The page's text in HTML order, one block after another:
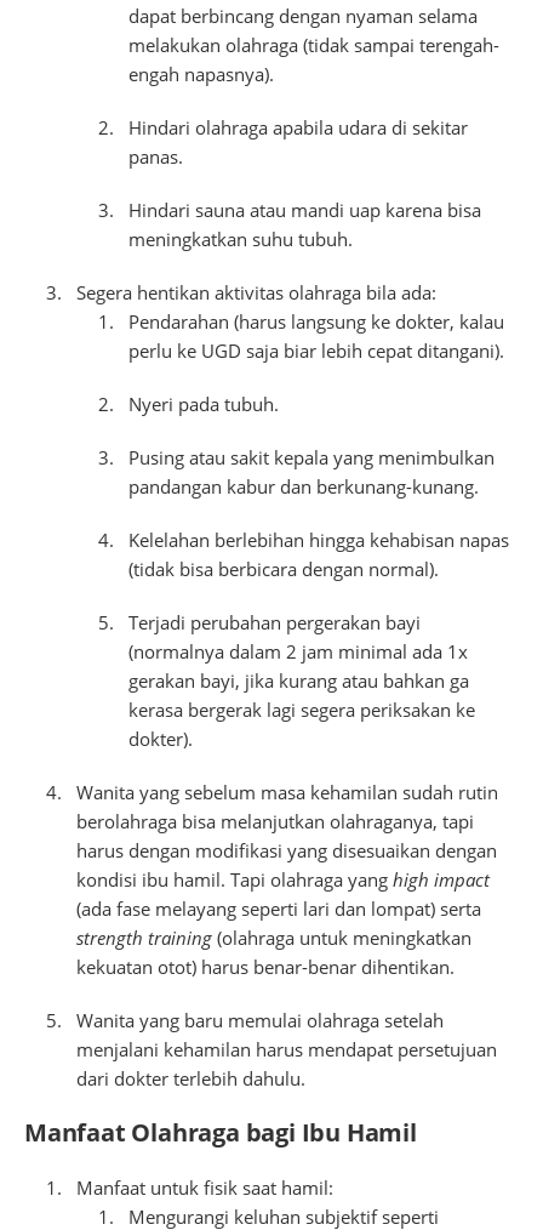
dapat berbincang dengan nyaman selama
melakukan olahraga (tidak sampai terengah-
engah napasnya).
Hindari olahraga apabila udara di sekitar
panas.
Hindari sauna atau mandi uap karena bisa
meningkatkan suhu tubuh.
Segera hentikan aktivitas olahraga bila ada:
Pendarahan (harus langsung ke dokter, kalau
perlu ke UGD saja biar lebih cepat ditangani).
Nyeri pada tubuh.
Pusing atau sakit kepala yang menimbulkan
pandangan kabur dan berkunang-kunang.
Kelelahan berlebihan hingga kehabisan napas
(tidak bisa berbicara dengan normal).
Terjadi perubahan pergerakan bayi
(normalnya dalam 2 jam minimal ada 1x
gerakan bayi, jika kurang atau bahkan ga
kerasa bergerak lagi segera periksakan ke
dokter).
Wanita yang sebelum masa kehamilan sudah rutin
berolahraga bisa melanjutkan olahraganya, tapi
harus dengan modifikasi yang disesuaikan dengan
kondisi ibu hamil. Tapi olahraga yang high impact
(ada fase melayang seperti lari dan lompat) serta
strength training (olahraga untuk meningkatkan
kekuatan otot) harus benar-benar dihentikan.
Wanita yang baru memulai olahraga setelah
menjalani kehamilan harus mendapat persetujuan
dari dokter terlebih dahulu.
Manfaat Olahraga bagi Ibu Hamil
Manfaat untuk fisik saat hamil:
Mengurangi keluhan subjektif seperti